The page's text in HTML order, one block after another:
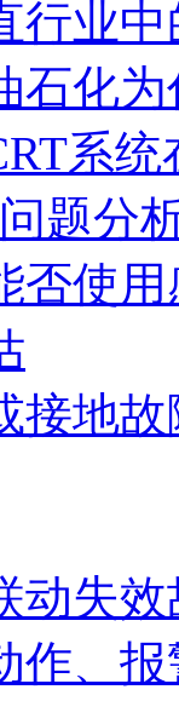
行业
石化
系
题分
否使
接地
动失效
作、